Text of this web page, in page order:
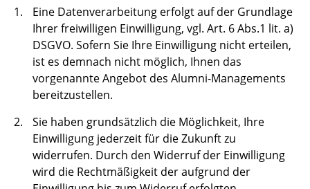
Eine Datenverarbeitung erfolgt auf der Grundlage
Ihrer freiwilligen Einwilligung, vgl. Art. 6 Abs.1 lit. a)
DSGVO. Sofern Sie Ihre Einwilligung nicht erteilen,
ist es demnach nicht möglich, Ihnen das
vorgenannte Angebot des Alumni-Managements
bereitzustellen.
Sie haben grundsätzlich die Möglichkeit, Ihre
Einwilligung jederzeit für die Zukunft zu
widerrufen. Durch den Widerruf der Einwilligung
wird die Rechtmäßigkeit der aufgrund der